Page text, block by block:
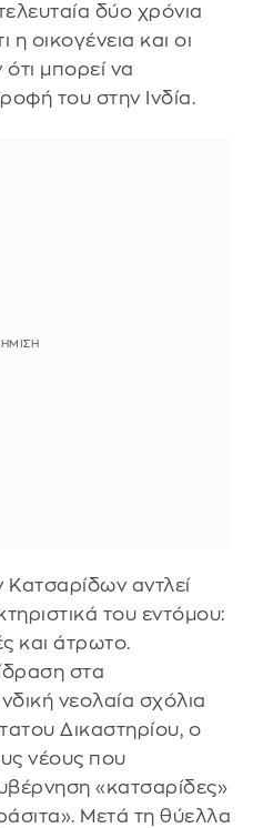
δύο χρόνια
η οικογένεια και οι
μπορεί να
του στην Ινδία.
αντλεί
του εντόμου:
και άτρωτο.
στα
νεολαία σχόλια
Δικαστηρίου, ο
νέους που
«κατσαρίδες»
Μετά τη θύελλα